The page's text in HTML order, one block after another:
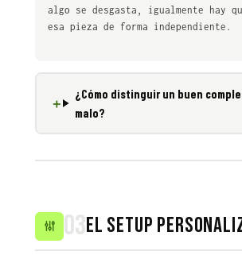
algo se desgasta, igualmente hay
esa pieza de forma independiente.
¿Cómo distinguir un buen
malo?
03El setup